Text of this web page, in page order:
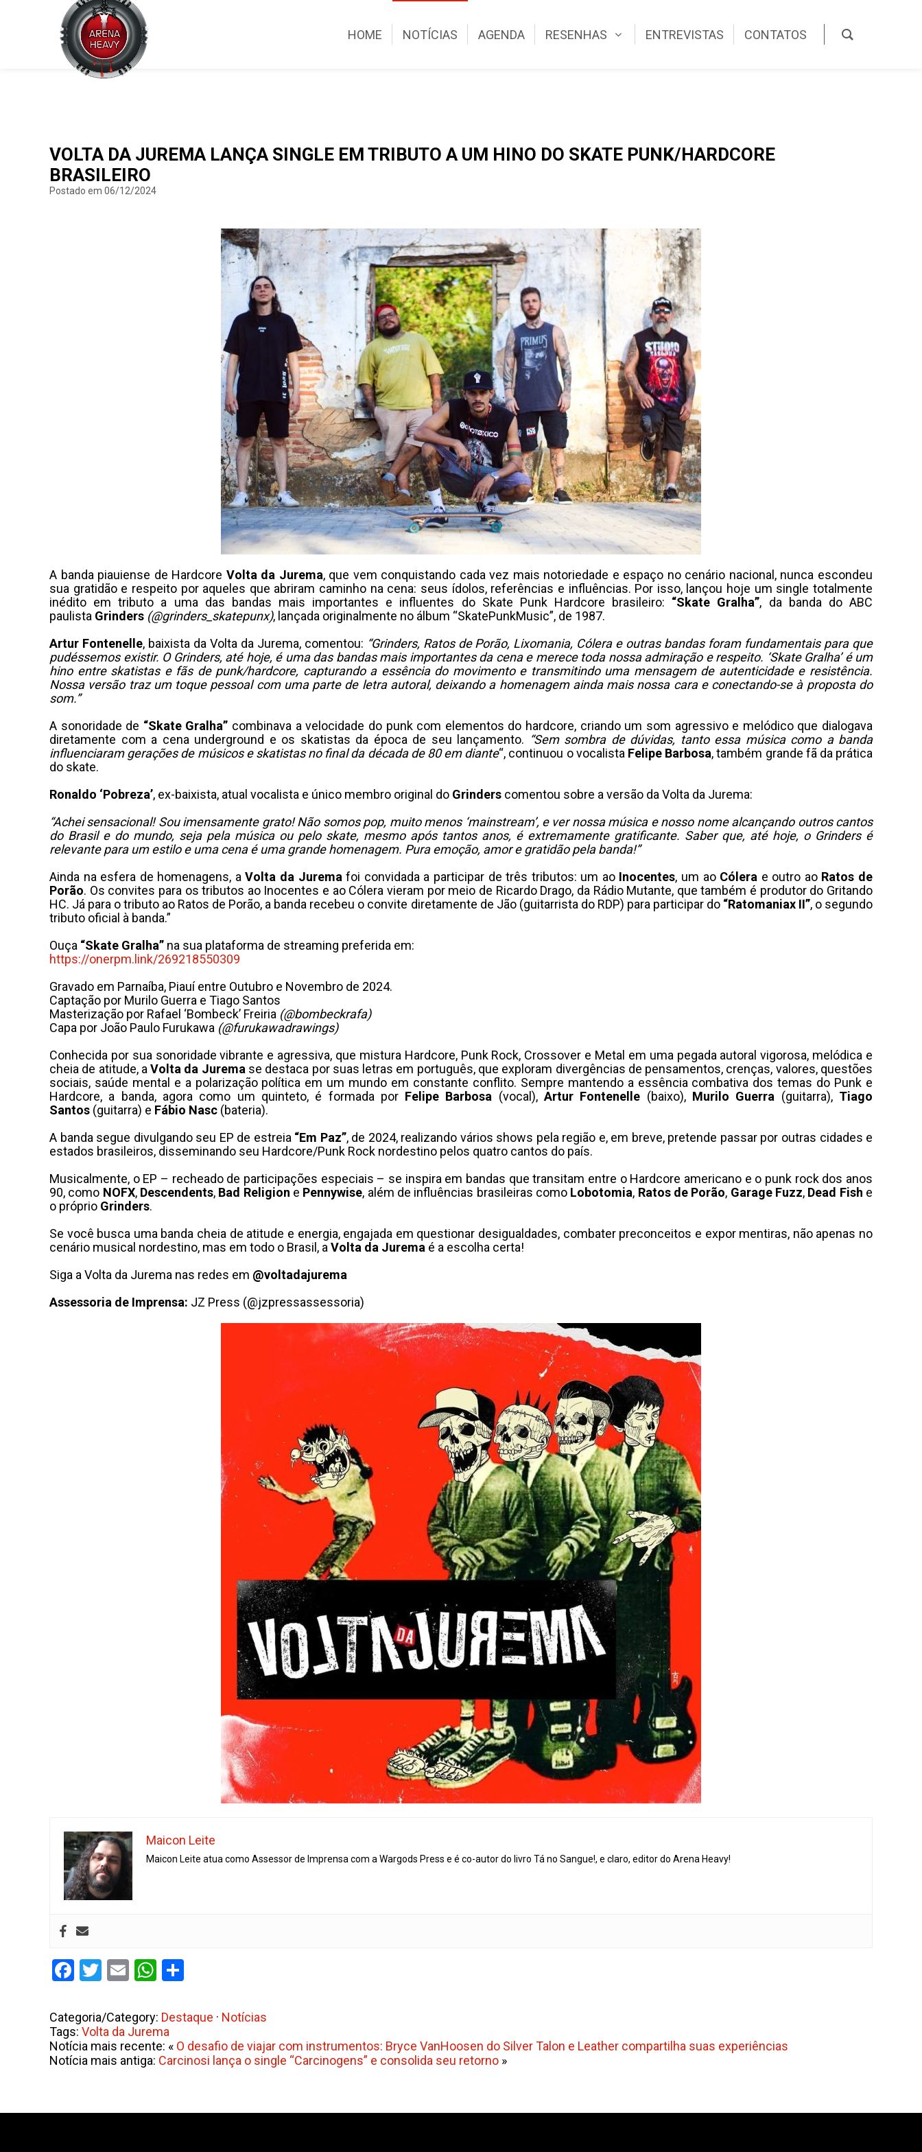
HOME NOTÍCIAS AGENDA RESENHAS ENTREVISTAS CONTATOS
VOLTA DA JUREMA LANÇA SINGLE EM TRIBUTO A UM HINO DO SKATE PUNK/HARDCORE
BRASILEIRO
Postado em 06/12/2024
A banda piauiense de Hardcore Volta da Jurema, que vem conquistando cada vez mais notoriedade e espaço no cenário nacional, nunca escondeu
sua gratidão e respeito por aqueles que abriram caminho na cena: seus ídolos, referências e influências. Por isso, lançou hoje um single totalmente
inédito em tributo a uma das bandas mais importantes e influentes do Skate Punk Hardcore brasileiro: “Skate Gralha”, da banda do ABC
paulista Grinders (@grinders_skatepunx), lançada originalmente no álbum “SkatePunkMusic”, de 1987.
Artur Fontenelle, baixista da Volta da Jurema, comentou: “Grinders, Ratos de Porão, Lixomania, Cólera e outras bandas foram fundamentais para que
pudéssemos existir. O Grinders, até hoje, é uma das bandas mais importantes da cena e merece toda nossa admiração e respeito. ‘Skate Gralha’ é um
hino entre skatistas e fãs de punk/hardcore, capturando a essência do movimento e transmitindo uma mensagem de autenticidade e resistência.
Nossa versão traz um toque pessoal com uma parte de letra autoral, deixando a homenagem ainda mais nossa cara e conectando-se à proposta do
som.”
A sonoridade de “Skate Gralha” combinava a velocidade do punk com elementos do hardcore, criando um som agressivo e melódico que dialogava
diretamente com a cena underground e os skatistas da época de seu lançamento. “Sem sombra de dúvidas, tanto essa música como a banda
influenciaram gerações de músicos e skatistas no final da década de 80 em diante“, continuou o vocalista Felipe Barbosa, também grande fã da prática
do skate.
Ronaldo ‘Pobreza’, ex-baixista, atual vocalista e único membro original do Grinders comentou sobre a versão da Volta da Jurema:
“Achei sensacional! Sou imensamente grato! Não somos pop, muito menos ‘mainstream’, e ver nossa música e nosso nome alcançando outros cantos
do Brasil e do mundo, seja pela música ou pelo skate, mesmo após tantos anos, é extremamente gratificante. Saber que, até hoje, o Grinders é
relevante para um estilo e uma cena é uma grande homenagem. Pura emoção, amor e gratidão pela banda!”
Ainda na esfera de homenagens, aVolta da Jurema foi convidada a participar de três tributos: um ao Inocentes, um ao Cólera e outro ao Ratos de
Porão. Os convites para os tributos ao Inocentes e ao Cólera vieram por meio de Ricardo Drago, da Rádio Mutante, que também é produtor do Gritando
HC. Já para o tributo ao Ratos de Porão, a banda recebeu o convite diretamente de Jão (guitarrista do RDP) para participar do “Ratomaniax II”, o segundo
tributo oficial à banda.”
Ouça “Skate Gralha” na sua plataforma de streaming preferida em:
https://onerpm.link/269218550309
Gravado em Parnaíba, Piauí entre Outubro e Novembro de 2024.
Captação por Murilo Guerra e Tiago Santos
Masterização por Rafael ‘Bombeck’ Freiria (@bombeckrafa)
Capa por João Paulo Furukawa (@furukawadrawings)
Conhecida por sua sonoridade vibrante e agressiva, que mistura Hardcore, Punk Rock, Crossover e Metal em uma pegada autoral vigorosa, melódica e
cheia de atitude, aVolta da Jurema se destaca por suas letras em português, que exploram divergências de pensamentos, crenças, valores, questões
sociais, saúde mental e a polarização política em um mundo em constante conflito. Sempre mantendo a essência combativa dos temas do Punk e
Hardcore, a banda, agora como um quinteto, é formada por Felipe Barbosa (vocal),Artur Fontenelle (baixo), Murilo Guerra (guitarra), Tiago
Santos (guitarra) e Fábio Nasc (bateria).
A banda segue divulgando seu EP de estreia “Em Paz”, de 2024, realizando vários shows pela região e, em breve, pretende passar por outras cidades e
estados brasileiros, disseminando seu Hardcore/Punk Rock nordestino pelos quatro cantos do país.
Musicalmente, o EP – recheado de participações especiais – se inspira em bandas que transitam entre o Hardcore americano e o punk rock dos anos
90, como NOFX, Descendents, Bad Religion e Pennywise, além de influências brasileiras como Lobotomia, Ratos de Porão, Garage Fuzz, Dead Fish e
o próprio Grinders.
Se você busca uma banda cheia de atitude e energia, engajada em questionar desigualdades, combater preconceitos e expor mentiras, não apenas no
cenário musical nordestino, mas em todo o Brasil, a Volta da Jurema é a escolha certa!
Siga a Volta da Jurema nas redes em @voltadajurema
Assessoria de Imprensa: JZ Press (@jzpressassessoria)
Maicon Leite
Maicon Leite atua como Assessor de Imprensa com a Wargods Press e é co-autor do livro Tá no Sangue!, e claro, editor do Arena Heavy!
Facebook
Twitter
EmailWhatsApp
Categoria/Category: Destaque · Notícias
Tags: Volta da Jurema
Notícia mais recente: « O desafio de viajar com instrumentos: Bryce VanHoosen do Silver Talon e Leather compartilha suas experiências
Notícia mais antiga: Carcinosi lança o single “Carcinogens” e consolida seu retorno »